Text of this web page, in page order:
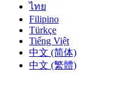
ไทย
Filipino
Türkçe
Tiếng Việt
中文 (简体)
中文 (繁體)